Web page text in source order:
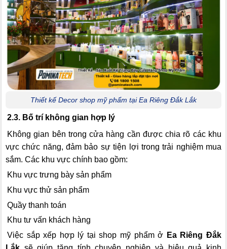
Thiết kế Decor shop mỹ phẩm tại Ea Riêng Đắk Lắk
2.3. Bố trí không gian hợp lý
Không gian bên trong cửa hàng cần được chia rõ các khu
vực chức năng, đảm bảo sự tiện lợi trong trải nghiệm mua
sắm. Các khu vực chính bao gồm:
Khu vực trưng bày sản phẩm
Khu vực thử sản phẩm
Quầy thanh toán
Khu tư vấn khách hàng
Việc sắp xếp hợp lý tại shop mỹ phẩm ở
Ea Riêng Đắk